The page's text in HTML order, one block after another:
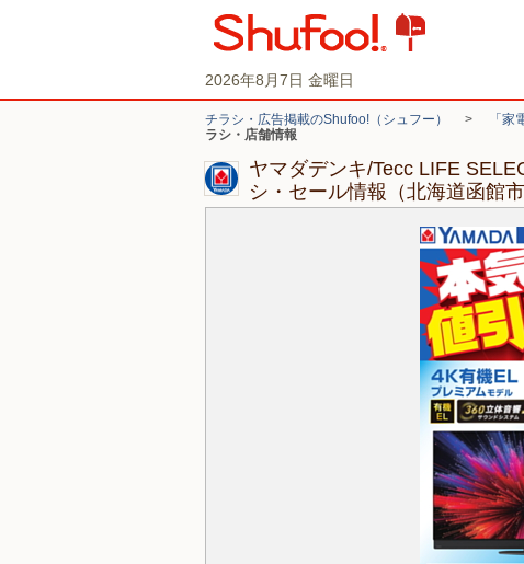
2026年8月7日 金曜日
チラシ・広告掲載のShufoo!（シュフー） > 「
ラシ・店舗情報
ヤマダデンキ/Tecc LIFE
シ・セール情報（北海道函館市